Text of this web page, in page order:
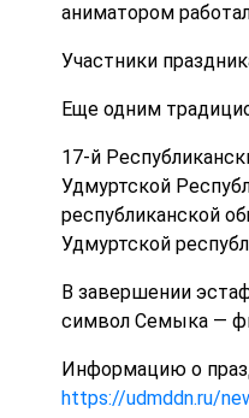
аниматором
Участники
Еще одним
17-й
Удмуртской
республиканской
Удмуртской
В завершении
символ Семыка —
Информацию о
https://udmddn.ru/